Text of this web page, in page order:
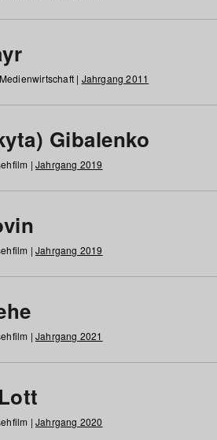
| Jahrgang 2011
Gibalenko
| Jahrgang 2019
| Jahrgang 2019
| Jahrgang 2021
| Jahrgang 2020